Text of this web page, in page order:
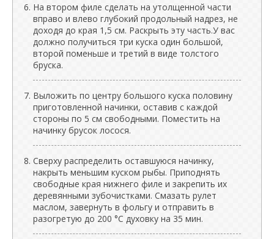
На втором филе сделать на утолщенной части
вправо и влево глубокий продольный надрез, не
доходя до края 1,5 см. Раскрыть эту часть.У вас
должно получиться три куска один большой,
второй поменьше и третий в виде толстого
бруска.
Выложить по центру большого куска половину
приготовленной начинки, оставив с каждой
стороны по 5 см свободными. Поместить на
начинку брусок лосося.
Сверху распределить оставшуюся начинку,
накрыть меньшим куском рыбы. Приподнять
свободные края нижнего филе и закрепить их
деревянными зубочистками. Смазать рулет
маслом, завернуть в фольгу и отправить в
разогретую до 200 °С духовку на 35 мин.